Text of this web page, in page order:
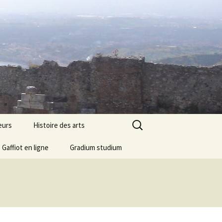
Histoire des arts
Gaffiot en ligne Gradium studium
Rechercher :